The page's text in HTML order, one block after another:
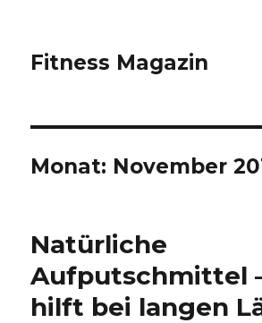
Fitness Magazin
Monat: November
Natürliche
Aufputschmittel
hilft bei langen